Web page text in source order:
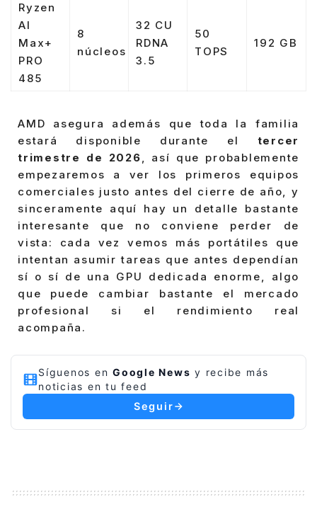
Ryzen
AI
Max+
PRO
485
8
núcleos
32 CU
RDNA
3.5
50
TOPS
192 GB
AMD asegura además que toda la familia
estará disponible durante el tercer
trimestre de 2026, así que probablemente
empezaremos a ver los primeros equipos
comerciales justo antes del cierre de año, y
sinceramente aquí hay un detalle bastante
interesante que no conviene perder de
vista: cada vez vemos más portátiles que
intentan asumir tareas que antes dependían
sí o sí de una GPU dedicada enorme, algo
que puede cambiar bastante el mercado
profesional si el rendimiento real
acompaña.
Síguenos en Google News y recibe más
noticias en tu feed
Seguir